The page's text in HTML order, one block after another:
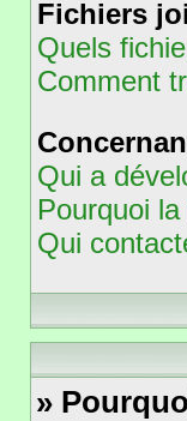
Fichiers
Quels
Comment
Qui a
Pourquoi
Qui
»